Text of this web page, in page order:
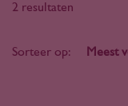
2 resultaten
Sorteer op: